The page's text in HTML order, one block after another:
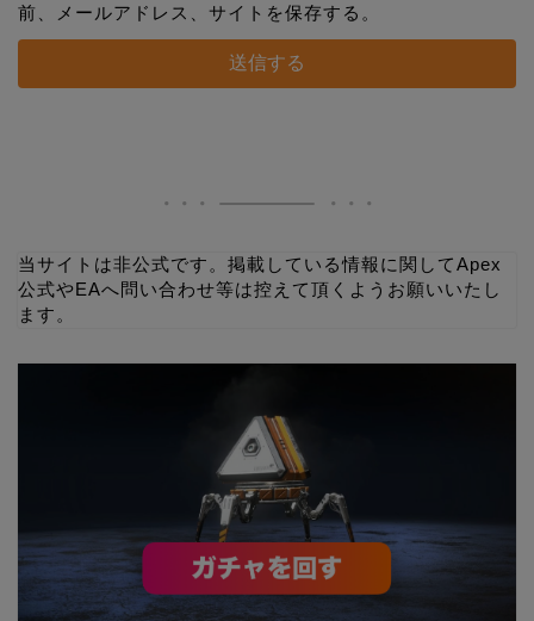
前、メールアドレス、サイトを保存する。
当サイトは非公式です。掲載している情報に関してApex
公式やEAへ問い合わせ等は控えて頂くようお願いいたし
ます。